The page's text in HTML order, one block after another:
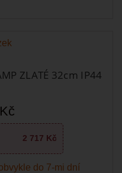
ZLATÉ 32cm IP44
2 717 Kč
do 7-mi dní